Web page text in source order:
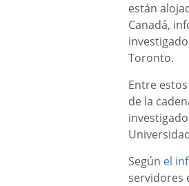
están
Canadá,
Toronto.
Entre
de la
Según el
servidores